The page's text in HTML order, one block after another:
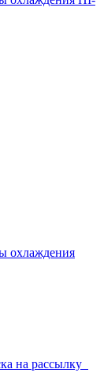
охлаждения
на рассылку